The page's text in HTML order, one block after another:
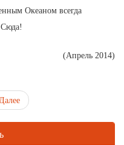
Океаном всегда
(Апрель 2014)